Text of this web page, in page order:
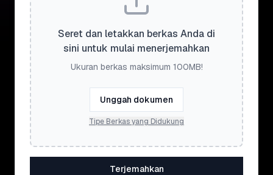
Seret dan letakkan berkas Anda di
sini untuk mulai menerjemahkan
Ukuran berkas maksimum 100MB!
Unggah dokumen
Tipe Berkas yang Didukung
Terjemahkan